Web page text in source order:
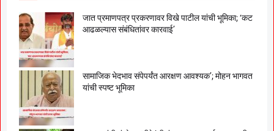
जात प्रमाणपत्र प्रकरणावर विखे पाटील यांची भूमिका; ‘कट
आढळल्यास संबंधितांवर कारवाई’
सामाजिक भेदभाव संपेपर्यंत आरक्षण आवश्यक’; मोहन भागवत
यांची स्पष्ट भूमिका